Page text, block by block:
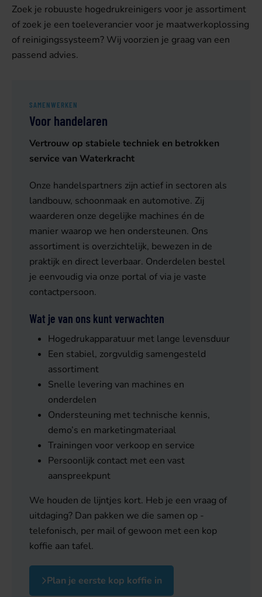
Zoek je robuuste hogedrukreinigers voor je assortiment
of zoek je een toeleverancier voor je maatwerkoplossing
of reinigingssysteem? Wij voorzien je graag van een
passend advies.
SAMENWERKEN
Voor handelaren
Vertrouw op stabiele techniek en betrokken
service van Waterkracht
Onze handelspartners zijn actief in sectoren als
landbouw, schoonmaak en automotive. Zij
waarderen onze degelijke machines én de
manier waarop we hen ondersteunen. Ons
assortiment is overzichtelijk, bewezen in de
praktijk en direct leverbaar. Onderdelen bestel
je eenvoudig via onze portal of via je vaste
contactpersoon.
Wat je van ons kunt verwachten
Hogedrukapparatuur met lange levensduur
Een stabiel, zorgvuldig samengesteld
assortiment
Snelle levering van machines en
onderdelen
Ondersteuning met technische kennis,
demo’s en marketingmateriaal
Trainingen voor verkoop en service
Persoonlijk contact met een vast
aanspreekpunt
We houden de lijntjes kort. Heb je een vraag of
uitdaging? Dan pakken we die samen op -
telefonisch, per mail of gewoon met een kop
koffie aan tafel.
Plan je eerste kop koffie in